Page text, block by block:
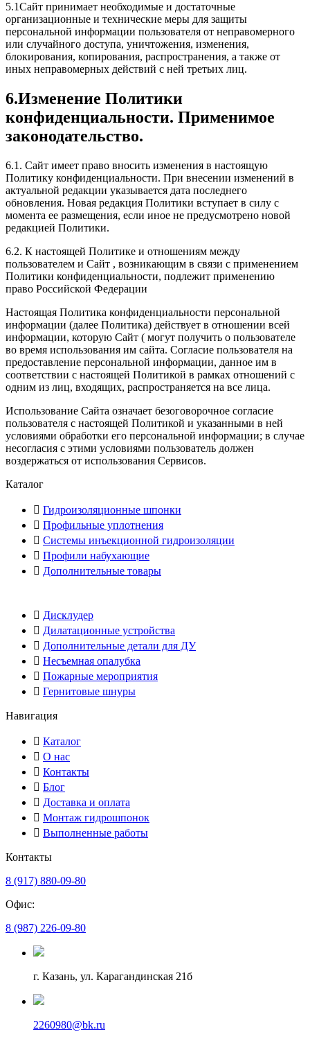
5.1Сайт принимает необходимые и достаточные
организационные и технические меры для защиты
персональной информации пользователя от неправомерного
или случайного доступа, уничтожения, изменения,
блокирования, копирования, распространения, а также от
иных неправомерных действий с ней третьих лиц.
6.Изменение Политики
конфиденциальности. Применимое
законодательство.
6.1. Сайт имеет право вносить изменения в настоящую
Политику конфиденциальности. При внесении изменений в
актуальной редакции указывается дата последнего
обновления. Новая редакция Политики вступает в силу с
момента ее размещения, если иное не предусмотрено новой
редакцией Политики.
6.2. К настоящей Политике и отношениям между
пользователем и Сайт , возникающим в связи с применением
Политики конфиденциальности, подлежит применению
право Российской Федерации
Настоящая Политика конфиденциальности персональной
информации (далее Политика) действует в отношении всей
информации, которую Сайт ( могут получить о пользователе
во время использования им сайта. Согласие пользователя на
предоставление персональной информации, данное им в
соответствии с настоящей Политикой в рамках отношений с
одним из лиц, входящих, распространяется на все лица.
Использование Сайта означает безоговорочное согласие
пользователя с настоящей Политикой и указанными в ней
условиями обработки его персональной информации; в случае
несогласия с этими условиями пользователь должен
воздержаться от использования Сервисов.
Каталог
Гидроизоляционные шпонки
Профильные уплотнения
Системы инъекционной гидроизоляции
Профили набухающие
Дополнительные товары
Дисклудер
Дилатационные устройства
Дополнительные детали для ДУ
Несъемная опалубка
Пожарные мероприятия
Гернитовые шнуры
Навигация
Каталог
О нас
Контакты
Блог
Доставка и оплата
Монтаж гидрошпонок
Выполненные работы
Контакты
8 (917) 880-09-80
Офис:
8 (987) 226-09-80
г. Казань, ул. Карагандинская 21б
2260980@bk.ru